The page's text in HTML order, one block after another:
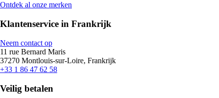
Ontdek al onze merken
Klantenservice in Frankrijk
Neem contact op
11 rue Bernard Maris
37270 Montlouis-sur-Loire, Frankrijk
+33 1 86 47 62 58
Veilig betalen